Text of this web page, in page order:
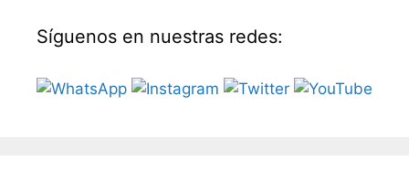
Síguenos en nuestras redes: